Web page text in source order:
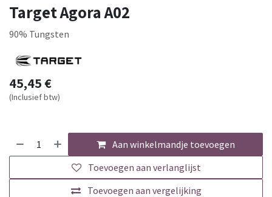
Target Agora A02
90% Tungsten
45,45€
(Inclusief btw)
Aan winkelmandje toevoegen
Toevoegen aan vergelijking
Toevoegen aan verlanglijst